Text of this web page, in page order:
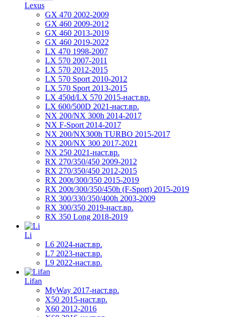
Lexus
GX 470 2002-2009
GX 460 2009-2012
GX 460 2013-2019
GX 460 2019-2022
LX 470 1998-2007
LX 570 2007-2011
LX 570 2012-2015
LX 570 Sport 2010-2012
LX 570 Sport 2013-2015
LX 450d/LX 570 2015-наст.вр.
LX 600/500D 2021-наст.вр.
NX 200/NX 300h 2014-2017
NX F-Sport 2014-2017
NX 200/NX300h TURBO 2015-2017
NX 200/NX 300 2017-2021
NX 250 2021-наст.вр.
RX 270/350/450 2009-2012
RX 270/350/450 2012-2015
RX 200t/300/350 2015-2019
RX 200t/300/350/450h (F-Sport) 2015-2019
RX 300/330/350/400h 2003-2009
RX 300/350 2019-наст.вр.
RX 350 Long 2018-2019
Li
L6 2024-наст.вр.
L7 2023-наст.вр.
L9 2022-наст.вр.
Lifan
MyWay 2017-наст.вр.
X50 2015-наст.вр.
X60 2012-2016